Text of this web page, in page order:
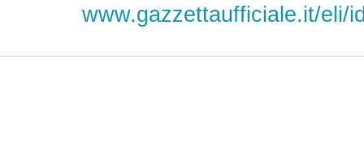
www.gazzettaufficiale.it/eli/